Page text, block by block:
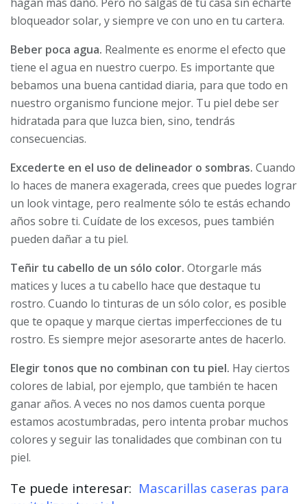
bloqueador solar, y siempre ve con uno en tu cartera.
Beber poca agua. Realmente es enorme el efecto que
tiene el agua en nuestro cuerpo. Es importante que
bebamos una buena cantidad diaria, para que todo en
nuestro organismo funcione mejor. Tu piel debe ser
hidratada para que luzca bien, sino, tendrás
consecuencias.
Excederte en el uso de delineador o sombras. Cuando
lo haces de manera exagerada, crees que puedes lograr
un look vintage, pero realmente sólo te estás echando
años sobre ti. Cuídate de los excesos, pues también
pueden dañar a tu piel.
Teñir tu cabello de un sólo color. Otorgarle más
matices y luces a tu cabello hace que destaque tu
rostro. Cuando lo tinturas de un sólo color, es posible
que te opaque y marque ciertas imperfecciones de tu
rostro. Es siempre mejor asesorarte antes de hacerlo.
Elegir tonos que no combinan con tu piel. Hay ciertos
colores de labial, por ejemplo, que también te hacen
ganar años. A veces no nos damos cuenta porque
estamos acostumbradas, pero intenta probar muchos
colores y seguir las tonalidades que combinan con tu
piel.
Te puede interesar: Mascarillas caseras para